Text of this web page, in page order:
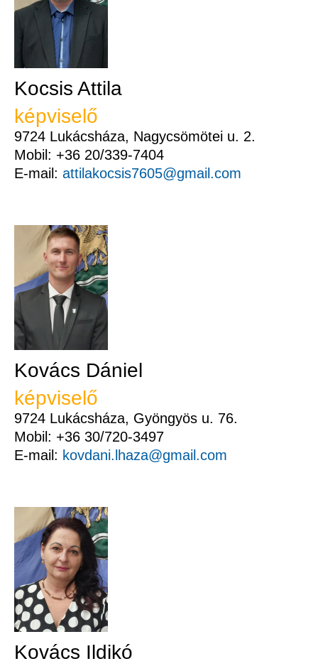
Kocsis Attila
képviselő
9724 Lukácsháza, Nagycsömötei u. 2.
Mobil: +36 20/339-7404
E-mail: attilakocsis7605@gmail.com
Kovács Dániel
képviselő
9724 Lukácsháza, Gyöngyös u. 76.
Mobil: +36 30/720-3497
E-mail: kovdani.lhaza@gmail.com
Kovács Ildikó